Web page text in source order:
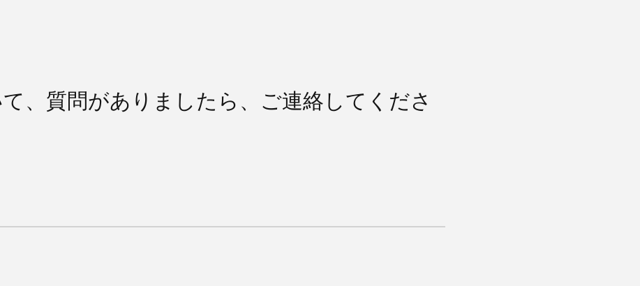
、質問がありましたら、ご連絡してくださ